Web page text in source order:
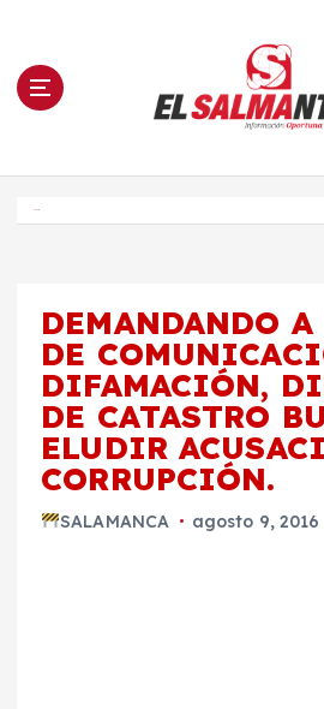
n El Salmantino -
DEMANDANDO
DE
DIFAMACIÓN,
DE CATASTRO
ELUDIR
CORRUPCIÓN.
SALAMANCA agosto 9, 2016